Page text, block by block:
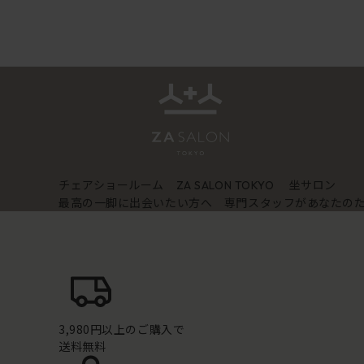
チェアショールーム ZA SALON TOKYO
坐サロン
最高の一脚に出会いたい方へ 専門スタッフがあなたの
3,980円以上のご購入で
送料無料